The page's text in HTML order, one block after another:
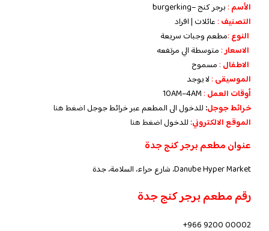
الأسم : برجر كنج –burgerking
التصنيف : عائلات | افراد
النوع :مطعم وجبات سريعة
الاسعار: متوسطة الي مرتفعه
الاطفال : مسموح
الموسيقى : لايوجد
‏أوقات العمل :
10AM–4AM
خرائط جوجل: للدخول الى المطعم عبر خرائط جوجل اضغط هنا
الموقع الالكتروني: للدخولاضغط هنا
عنوان مطعم برجر كنج جدة
Danube Hyper Market، شارع حراء، السلامة، جدة
رقم مطعم برجر كنج جدة